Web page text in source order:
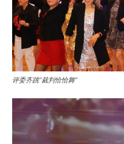
评委齐跳“裁判恰恰舞”